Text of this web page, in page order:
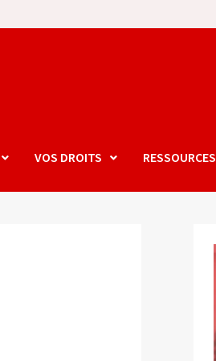
VOS DROITS RESSOURCES